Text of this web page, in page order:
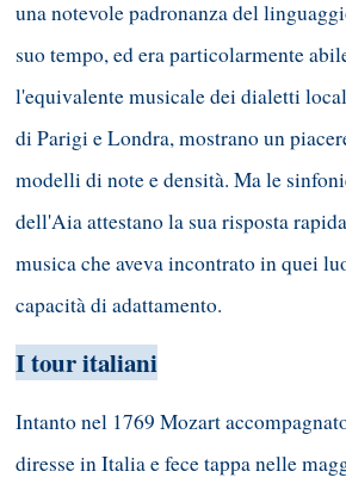
una notevole padronanza del
suo tempo, ed era particolarmente
l'equivalente musicale dei dialetti
di Parigi e Londra, mostrano un
modelli di note e densità. Ma le
dell'Aia attestano la sua risposta
musica che aveva incontrato in quei
capacità di adattamento.
I tour italiani
Intanto nel 1769 Mozart
diresse in Italia e fece tappa nelle